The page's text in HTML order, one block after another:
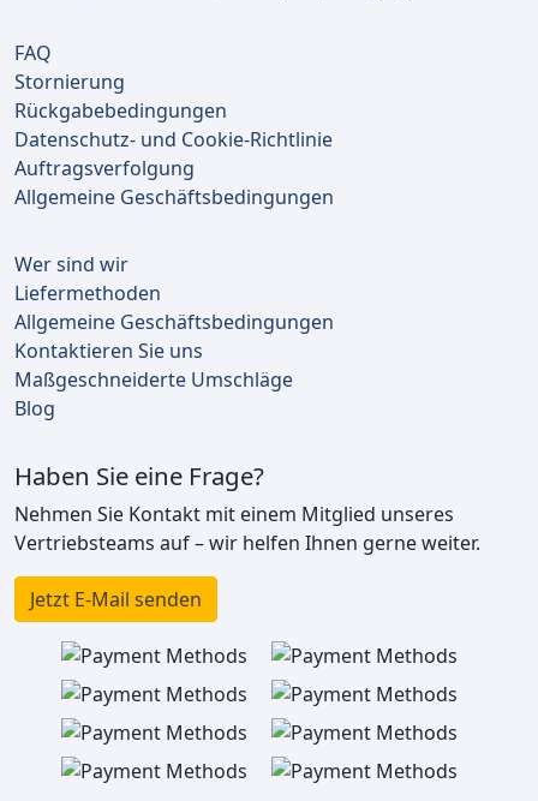
FAQ
Stornierung
Rückgabebedingungen
Datenschutz- und Cookie-Richtlinie
Auftragsverfolgung
Allgemeine Geschäftsbedingungen
Wer sind wir
Liefermethoden
Allgemeine Geschäftsbedingungen
Kontaktieren Sie uns
Maßgeschneiderte Umschläge
Blog
Haben Sie eine Frage?
Nehmen Sie Kontakt mit einem Mitglied unseres
Vertriebsteams auf – wir helfen Ihnen gerne weiter.
Jetzt E-Mail senden